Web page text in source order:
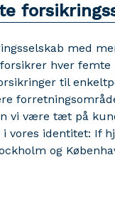
med
hver
til
vi være tæt på
vores identitet: If
og